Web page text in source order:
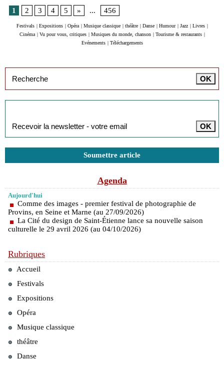
1
2 3 4 5 » ... 456
Festivals | Expositions | Opéra | Musique classique | théâtre | Danse | Humour | Jazz | Livres |
Cinéma | Vu pour vous, critiques | Musiques du monde, chanson | Tourisme & restaurants |
Evénements | Téléchargements
Soumettre article
Agenda
Aujourd'hui
Comme des images - premier festival de photographie de
Provins, en Seine et Marne (au 27/09/2026)
La Cité du design de Saint-Étienne lance sa nouvelle saison
culturelle le 29 avril 2026 (au 04/10/2026)
Rubriques
Accueil
Festivals
Expositions
Opéra
Musique classique
théâtre
Danse